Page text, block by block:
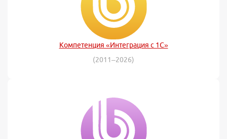
Компетенция «Интеграция с 1С»
(2011–2026)